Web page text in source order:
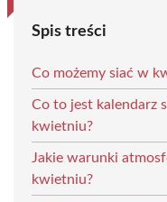
Spis treści
Co możemy siać w
Co to jest kalendarz
kwietniu?
Jakie warunki
kwietniu?